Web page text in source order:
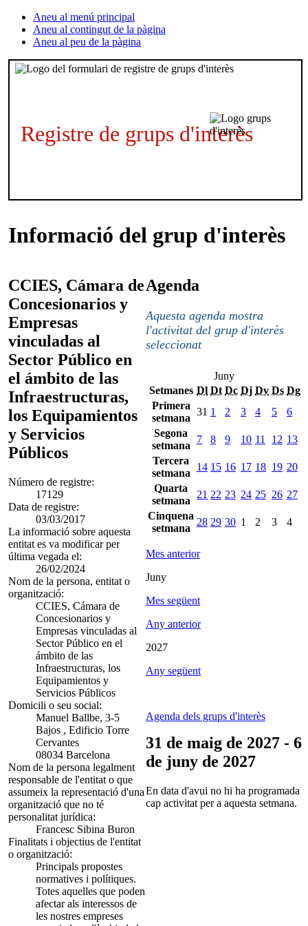
Aneu al menú principal
Aneu al contingut de la pàgina
Aneu al peu de la pàgina
Registre de grups d'interès
Informació del grup d'interès
CCIES, Cámara de
Concesionarios y
Empresas
vinculadas al
Sector Público en
el ámbito de las
Infraestructuras,
los Equipamientos
y Servicios
Públicos
Número de registre:
17129
Data de registre:
03/03/2017
La informació sobre aquesta
entitat es va modificar per
última vegada el:
26/02/2024
Nom de la persona, entitat o
organització:
CCIES, Cámara de
Concesionarios y
Empresas vinculadas al
Sector Público en el
ámbito de las
Infraestructuras, los
Equipamientos y
Servicios Públicos
Domicili o seu social:
Manuel Ballbe, 3-5
Bajos , Edificio Torre
Cervantes
08034 Barcelona
Nom de la persona legalment
responsable de l'entitat o que
assumeix la representació d'una
organització que no té
personalitat jurídica:
Francesc Sibina Buron
Finalitats i objectius de l'entitat
o organització:
Principals propostes
normatives i polítiques.
Totes aquelles que poden
afectar als interessos de
les nostres empreses
Agenda
Aquesta agenda mostra
l'activitat del grup d'interès
seleccionat
Juny
Setmanes Dl Dt Dc Dj Dv Ds Dg
Primera
setmana
31 1 2 3 4 5
6
Segona
setmana
7 8 9 10 11 12 13
Tercera
setmana
14 15 16 17 18 19 20
Quarta
setmana
21 22 23 24 25 26 27
Cinquena
setmana
28 29 30 1 2 3 4
Mes anterior
Juny
Mes següent
Any anterior
2027
Any següent
Agenda dels grups d'interès
31 de maig de 2027 - 6
de juny de 2027
En data d'avui no hi ha programada
cap activitat per a aquesta setmana.